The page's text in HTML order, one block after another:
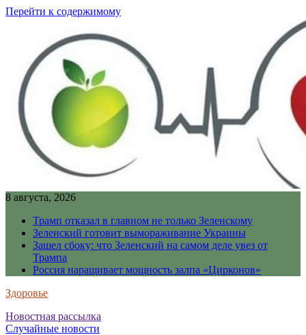
Перейти к содержимому
8 августа, 2026
Трамп отказал в главном не только Зеленскому
Зеленский готовит вымораживание Украины
Зашел сбоку: что Зеленский на самом деле увез от
Трампа
Россия наращивает мощность залпа «Цирконов»
Здоровье
Новостная рассылка
Случайные новости